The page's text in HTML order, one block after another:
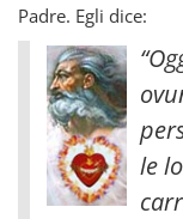
Padre. Egli dice:
le